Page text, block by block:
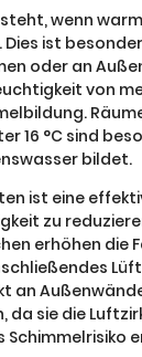
wenn
ist
oder an
von
16 °C sind
bildet.
ist eine
zu
erhöhen die
an
da sie die
Schimmelrisiko